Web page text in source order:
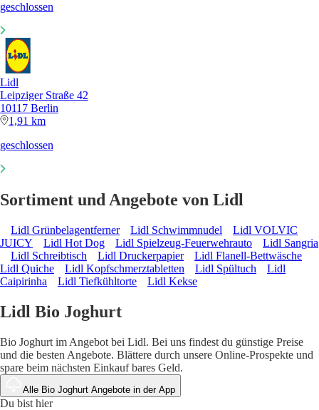
geschlossen
Lidl
Leipziger Straße 42
10117 Berlin
1,91 km
geschlossen
Sortiment und Angebote von Lidl
Lidl Grünbelagentferner Lidl Schwimmnudel
Lidl VOLVIC
JUICY
Lidl Hot Dog Lidl Spielzeug-Feuerwehrauto
Lidl Sangria
Lidl Schreibtisch
Lidl Druckerpapier
Lidl Flanell-Bettwäsche
Lidl Quiche
Lidl Kopfschmerztabletten Lidl Spültuch
Lidl
Caipirinha
Lidl Tiefkühltorte Lidl Kekse
Lidl Bio Joghurt
Bio Joghurt im Angebot bei Lidl. Bei uns findest du günstige Preise
und die besten Angebote. Blättere durch unsere Online-Prospekte und
spare beim nächsten Einkauf bares Geld.
Alle Bio Joghurt Angebote in der App
Du bist hier